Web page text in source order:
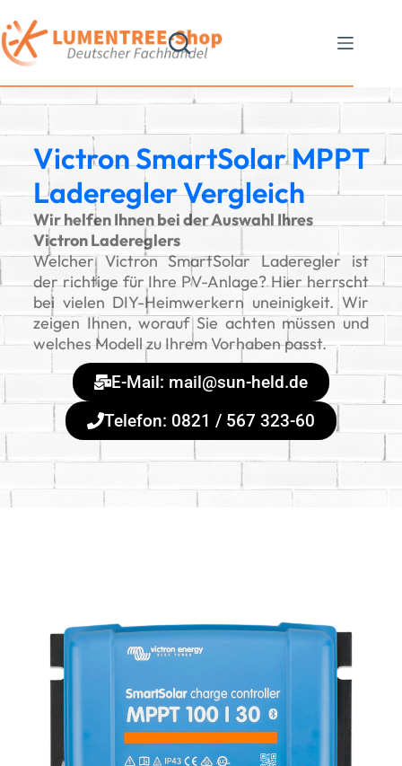
Victron SmartSolar MPPT
Laderegler Vergleich
Wir helfen Ihnen bei der Auswahl Ihres
Victron Ladereglers
Welcher Victron SmartSolar Laderegler ist
der richtige für Ihre PV-Anlage? Hier herrscht
bei vielen DIY-Heimwerkern uneinigkeit. Wir
zeigen Ihnen, worauf Sie achten müssen und
welches Modell zu Ihrem Vorhaben passt.
E-Mail: mail@sun-held.de
Telefon: 0821 / 567 323-60